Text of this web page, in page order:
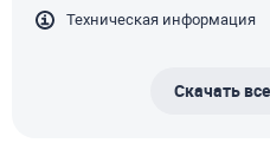
Техническая информация
Скачать